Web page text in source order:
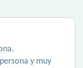
y muy